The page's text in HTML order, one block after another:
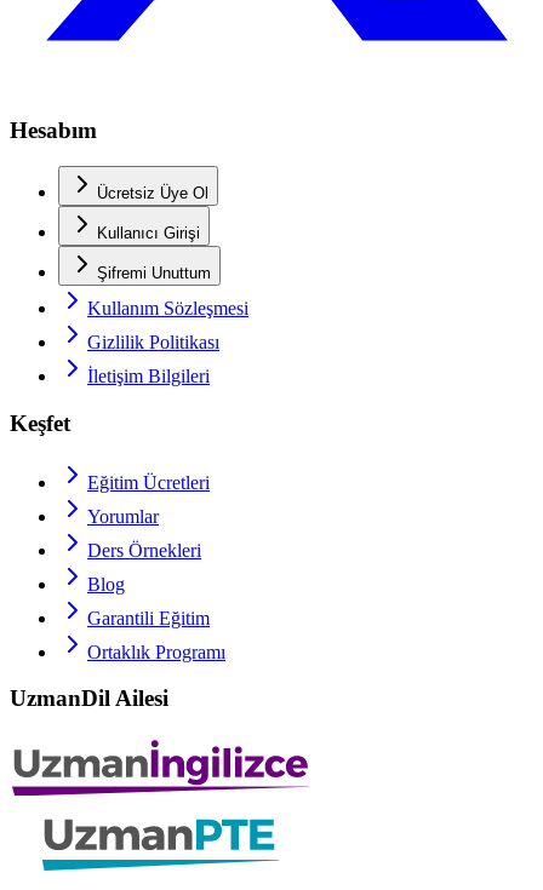
Hesabım
Ücretsiz Üye Ol
Kullanıcı Girişi
Şifremi Unuttum
Kullanım Sözleşmesi
Gizlilik Politikası
İletişim Bilgileri
Keşfet
Eğitim Ücretleri
Yorumlar
Ders Örnekleri
Blog
Garantili Eğitim
Ortaklık Programı
UzmanDil Ailesi